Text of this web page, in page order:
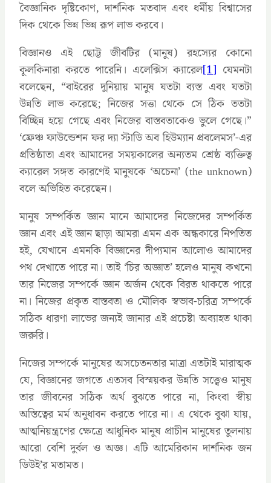
বৈজ্ঞানিক দৃষ্টিকোণ, দার্শনিক মতবাদ এবং ধর্মীয় বিশ্বাসের
দিক থেকে ভিন্ন ভিন্ন রূপ লাভ করবে।
বিজ্ঞানও এই ছোট্ট জীবটির (মানুষ) রহস্যের কোনো
কূলকিনারা করতে পারেনি। এলেক্সিস ক্যারেল[1] যেমনটা
বলেছেন, “বাইরের দুনিয়ায় মানুষ যতটা ব্যস্ত এবং যতটা
উন্নতি লাভ করেছে; নিজের সত্তা থেকে সে ঠিক ততটা
বিচ্ছিন্ন হয়ে গেছে এবং নিজের বাস্তবতাকেও ভুলে গেছে।”
‘ফ্রেঞ্চ ফাউন্ডেশন ফর দ্যা স্টাডি অব হিউম্যান প্রবলেমস’-এর
প্রতিষ্ঠাতা এবং আমাদের সময়কালের অন্যতম শ্রেষ্ঠ ব্যক্তিত্ব
ক্যারেল সঙ্গত কারণেই মানুষকে ‘অচেনা’ (the unknown)
বলে অভিহিত করেছেন।
মানুষ সম্পর্কিত জ্ঞান মানে আমাদের নিজেদের সম্পর্কিত
জ্ঞান এবং এই জ্ঞান ছাড়া আমরা এমন এক অন্ধকারে নিপতিত
হই, যেখানে এমনকি বিজ্ঞানের দীপ্যমান আলোও আমাদের
পথ দেখাতে পারে না। তাই ‘চির অজ্ঞাত’ হলেও মানুষ কখনো
তার নিজের সম্পর্কে জ্ঞান অর্জন থেকে বিরত থাকতে পারে
না। নিজের প্রকৃত বাস্তবতা ও মৌলিক স্বভাব-চরিত্র সম্পর্কে
সঠিক ধারণা লাভের জন্যই জানার এই প্রচেষ্টা অব্যাহত থাকা
জরুরি।
নিজের সম্পর্কে মানুষের অসচেতনতার মাত্রা এতটাই মারাত্মক
যে, বিজ্ঞানের জগতে এতসব বিস্ময়কর উন্নতি সত্ত্বেও মানুষ
তার জীবনের সঠিক অর্থ বুঝতে পারে না, কিংবা স্বীয়
অস্তিত্বের মর্ম অনুধাবন করতে পারে না। এ থেকে বুঝা যায়,
আত্মনিয়ন্ত্রণের ক্ষেত্রে আধুনিক মানুষ প্রাচীন মানুষের তুলনায়
আরো বেশি দুর্বল ও অজ্ঞ। এটি আমেরিকান দার্শনিক জন
ডিউই’র মতামত।